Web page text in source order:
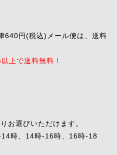
640円(税込)メール便は、送料
上で送料無料！
お選びいただけます。
時、14時-16時、16時-18